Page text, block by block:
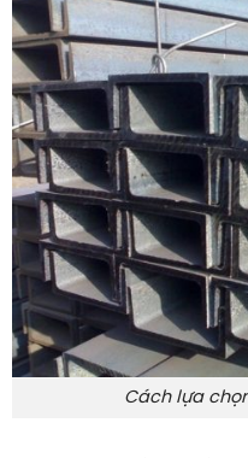
Cách lựa